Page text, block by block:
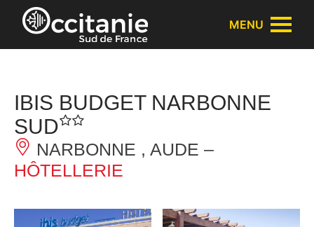
Panneau de gestion des cookies
MENU
IBIS BUDGET NARBONNE
SUD
NARBONNE , AUDE –
HÔTELLERIE